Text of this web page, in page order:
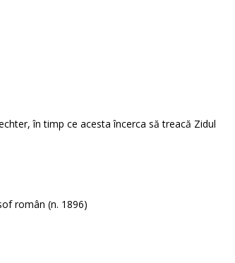
în timp ce acesta încerca să treacă Zidul
român (n. 1896)